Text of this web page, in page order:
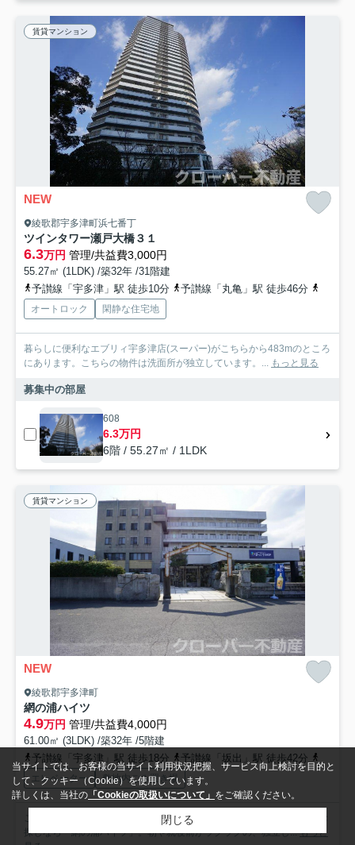
賃貸マンション
NEW
綾歌郡宇多津町浜七番丁
ツインタワー瀬戸大橋３１
6.3万円 管理/共益費3,000円
55.27㎡ (1LDK) /築32年 /31階建
予讃線「宇多津」駅 徒歩10分
予讃線「丸亀」駅 徒歩46分
オートロック 閑静な住宅地
暮らしに便利なエブリィ宇多津店(スーパー)がこちらから483mのところ
にあります。こちらの物件は洗面所が独立しています。...
もっと見る
募集中の部屋
608
6.3万円
6階 / 55.27㎡ / 1LDK
賃貸マンション
NEW
綾歌郡宇多津町
網の浦ハイツ
4.9万円 管理/共益費4,000円
61.00㎡ (3LDK) /築32年 /5階建
予讃線「宇多津」駅 徒歩18分
予讃線「坂出」駅 徒歩42分
エレベーター 敷地内ごみ置き場
こだわりで選びたい方におすすめ。綾歌郡宇多津町エリアで住まいをお
探しなら「網の浦ハイツ」。朝や就寝前がラクラクの、独立し...もっと
当サイトでは、お客様の当サイト利用状況把握、サービス向上検討を目的と
して、クッキー（Cookie）を使用しています。
詳しくは、当社の 「Cookieの取扱いについて」 をご確認ください。
閉じる